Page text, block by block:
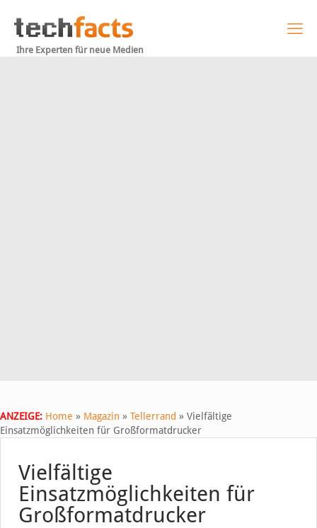
Ihre Experten für neue Medien
ANZEIGE: Home » Magazin » Tellerrand » Vielfältige
Einsatzmöglichkeiten für Großformatdrucker
Vielfältige
Einsatzmöglichkeiten für
Großformatdrucker